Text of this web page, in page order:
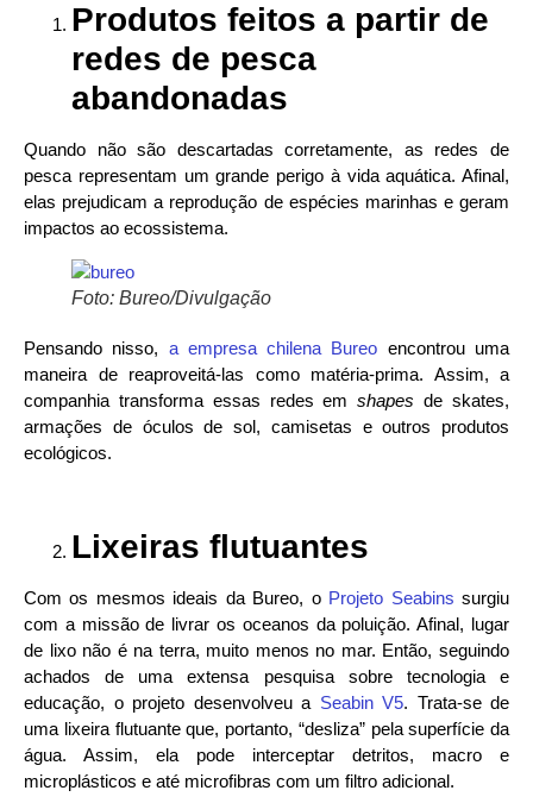
Produtos feitos a partir de
redes de pesca
abandonadas
Quando não são descartadas corretamente, as redes de
pesca representam um grande perigo à vida aquática. Afinal,
elas prejudicam a reprodução de espécies marinhas e geram
impactos ao ecossistema.
Foto: Bureo/Divulgação
Pensando nisso, a empresa chilena Bureo encontrou uma
maneira de reaproveitá-las como matéria-prima. Assim, a
companhia transforma essas redes emshapes de skates,
armações de óculos de sol, camisetas e outros produtos
ecológicos.
Lixeiras flutuantes
Com os mesmos ideais da Bureo, o Projeto Seabins surgiu
com a missão de livrar os oceanos da poluição. Afinal, lugar
de lixo não é na terra, muito menos no mar. Então, seguindo
achados de uma extensa pesquisa sobre tecnologia e
educação, o projeto desenvolveu a Seabin V5. Trata-se de
uma lixeira flutuante que, portanto, “desliza” pela superfície da
água. Assim, ela pode interceptar detritos, macro e
microplásticos e até microfibras com um filtro adicional.